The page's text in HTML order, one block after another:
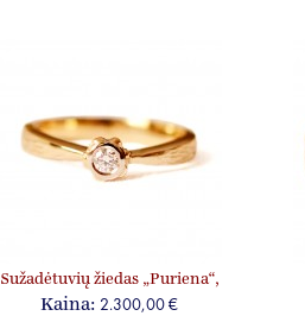
Sužadėtuvių žiedas „Puriena“,
su briliantu
Kaina: 2.300,00 €